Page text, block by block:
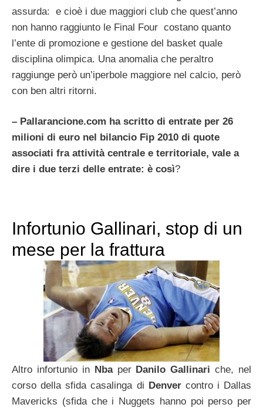
assurda: e cioè i due maggiori club che quest’anno
non hanno raggiunto le Final Four costano quanto
l’ente di promozione e gestione del basket quale
disciplina olimpica. Una anomalia che peraltro
raggiunge però un’iperbole maggiore nel calcio, però
con ben altri ritorni.
– Pallarancione.com ha scritto di entrate per 26
milioni di euro nel bilancio Fip 2010 di quote
associati fra attività centrale e territoriale, vale a
dire i due terzi delle entrate: è così?
Infortunio Gallinari, stop di un
mese per la frattura
Altro infortunio in Nbaper Danilo Gallinari che, nel
corso della sfida casalinga di Denvercontro i Dallas
Mavericks (sfida che i Nuggets hanno poi perso per